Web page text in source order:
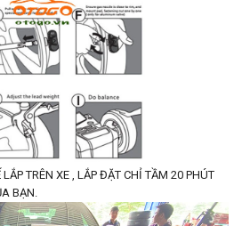
TRÊN XE , LẮP ĐẶT CHỈ TẦM 20 PHÚT
BẠN.